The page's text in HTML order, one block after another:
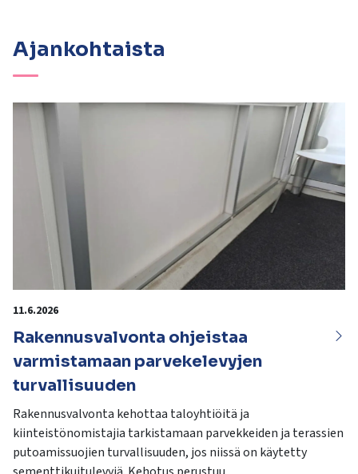
Ajankohtaista
11.6.2026
Rakennusvalvonta ohjeistaa
varmistamaan parvekelevyjen
turvallisuuden
Rakennusvalvonta kehottaa taloyhtiöitä ja
kiinteistönomistajia tarkistamaan parvekkeiden ja terassien
putoamissuojien turvallisuuden, jos niissä on käytetty